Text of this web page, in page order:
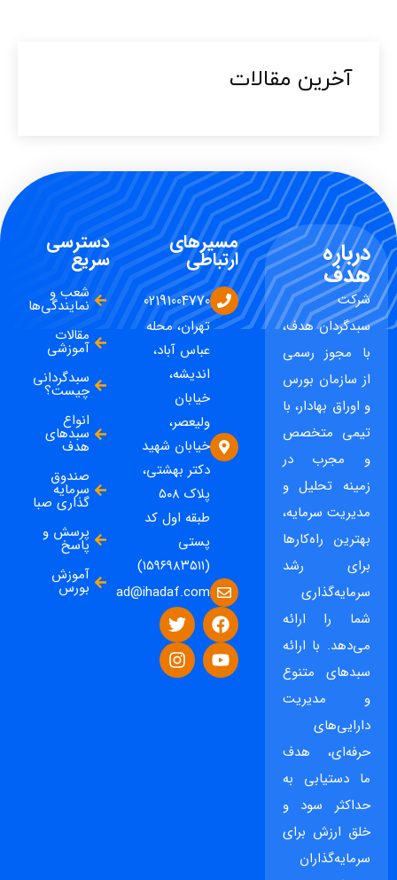
آخرین مقالات​
درباره
هدف
شرکت
سبدگردان هدف،
با مجوز رسمی
از سازمان بورس
و اوراق بهادار، با
تیمی متخصص
و مجرب در
زمینه تحلیل و
مدیریت سرمایه،
بهترین راه‌کارها
برای رشد
سرمایه‌گذاری
شما را ارائه
می‌دهد. با ارائه
سبدهای متنوع
و مدیریت
دارایی‌های
حرفه‌ای، هدف
ما دستیابی به
حداکثر سود و
خلق ارزش برای
سرمایه‌گذاران
مسیرهای
ارتباطی
02191004770
تهران، محله
عباس آباد،
اندیشه،
خیابان
ولیعصر،
خیابان شهید
دکتر بهشتی،
پلاک ۵۰۸
طبقه اول کد
پستی
(۱۵۹۶۹۸۳۵۱۱)
ad@ihadaf.com
دسترسی
سریع
شعب و
نمایندگی‌ها
مقالات
آموزشی
سبدگردانی
چیست؟
انواع
سبدهای
هدف
صندوق
سرمایه
گذاری صبا
پرسش و
پاسخ
آموزش
بورس